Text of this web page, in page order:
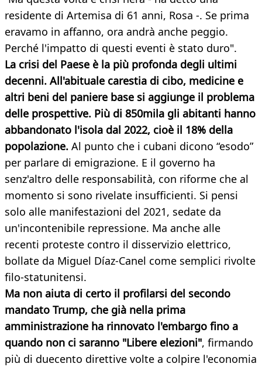
residente di Artemisa di 61 anni, Rosa -. Se prima
eravamo in affanno, ora andrà anche peggio.
Perché l'impatto di questi eventi è stato duro".
La crisi del Paese è la più profonda degli ultimi
decenni. All'abituale carestia di cibo, medicine e
altri beni del paniere base si aggiunge il problema
delle prospettive. Più di 850mila gli abitanti hanno
abbandonato l'isola dal 2022, cioè il 18% della
popolazione. Al punto che i cubani dicono “esodo”
per parlare di emigrazione. E il governo ha
senz'altro delle responsabilità, con riforme che al
momento si sono rivelate insufficienti. Si pensi
solo alle manifestazioni del 2021, sedate da
un'incontenibile repressione. Ma anche alle
recenti proteste contro il disservizio elettrico,
bollate da Miguel Díaz-Canel come semplici rivolte
filo-statunitensi.
Ma non aiuta di certo il profilarsi del secondo
mandato Trump, che già nella prima
amministrazione ha rinnovato l'embargo fino a
quando non ci saranno "Libere elezioni", firmando
più di duecento direttive volte a colpire l'economia